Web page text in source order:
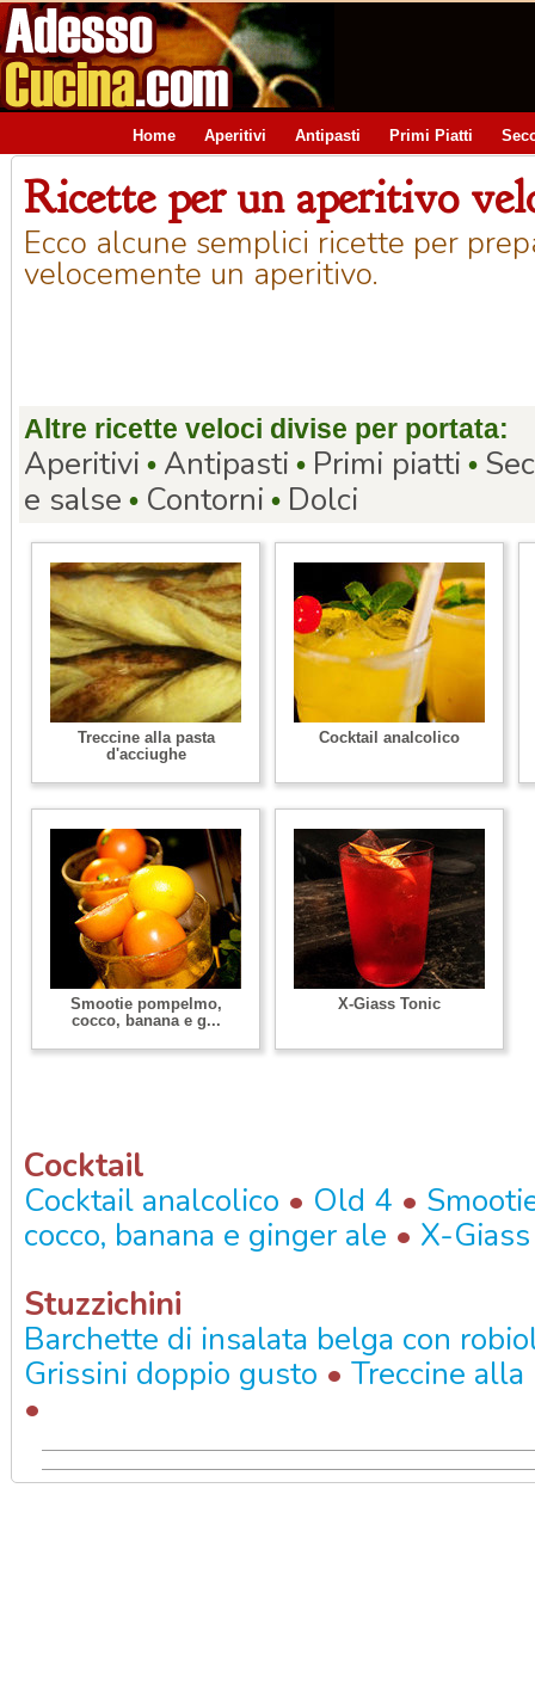
Home Aperitivi Antipasti Primi Piatti
Ricette per un aperitivo
Ecco alcune semplici ricette per
velocemente un aperitivo.
Altre ricette veloci divise per portata:
Aperitivi • Antipasti • Primi piatti •
e salse • Contorni • Dolci
Treccine alla pasta
d'acciughe
Cocktail analcolico
Smootie pompelmo,
cocco, banana e g...
X-Giass Tonic
Cocktail
Cocktail analcolico • Old 4 •
cocco, banana e ginger ale • X-
Stuzzichini
Barchette di insalata belga con
Grissini doppio gusto • Treccine
•